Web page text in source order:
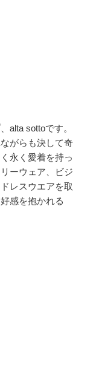
alta sottoです。
がらも決して奇
永く愛着を持っ
ーウェア、ビジ
レスウエアを取
感を抱かれる